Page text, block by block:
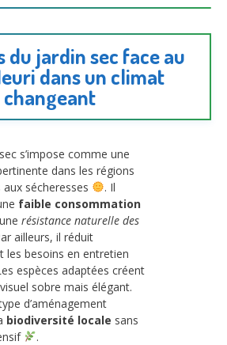
du jardin sec face au
dans un climat
changeant
s’impose comme une
dans les régions
sécheresses
. Il
faible consommation
résistance naturelle des
ailleurs, il réduit
les besoins en entretien
espèces adaptées créent
sobre mais élégant.
d’aménagement
biodiversité locale sans
.